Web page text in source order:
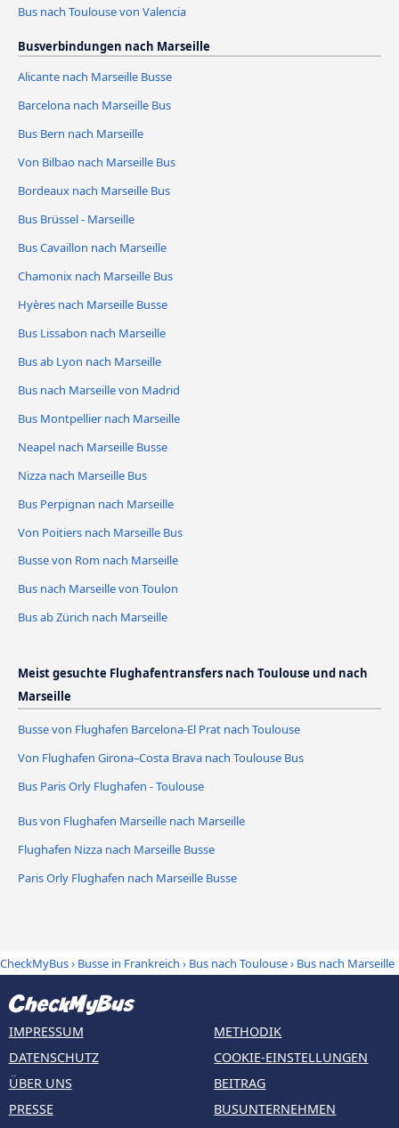
Bus nach Toulouse von Valencia
Busverbindungen nach Marseille
Alicante nach Marseille Busse
Barcelona nach Marseille Bus
Bus Bern nach Marseille
Von Bilbao nach Marseille Bus
Bordeaux nach Marseille Bus
Bus Brüssel - Marseille
Bus Cavaillon nach Marseille
Chamonix nach Marseille Bus
Hyères nach Marseille Busse
Bus Lissabon nach Marseille
Bus ab Lyon nach Marseille
Bus nach Marseille von Madrid
Bus Montpellier nach Marseille
Neapel nach Marseille Busse
Nizza nach Marseille Bus
Bus Perpignan nach Marseille
Von Poitiers nach Marseille Bus
Busse von Rom nach Marseille
Bus nach Marseille von Toulon
Bus ab Zürich nach Marseille
Meist gesuchte Flughafentransfers nach Toulouse und nach
Marseille
Busse von Flughafen Barcelona-El Prat nach Toulouse
Von Flughafen Girona–Costa Brava nach Toulouse Bus
Bus Paris Orly Flughafen - Toulouse
Bus von Flughafen Marseille nach Marseille
Flughafen Nizza nach Marseille Busse
Paris Orly Flughafen nach Marseille Busse
CheckMyBus› Busse in Frankreich › Bus nach Toulouse› Bus nach Marseille
IMPRESSUM
DATENSCHUTZ
ÜBER UNS
PRESSE
METHODIK
COOKIE-EINSTELLUNGEN
BEITRAG
BUSUNTERNEHMEN